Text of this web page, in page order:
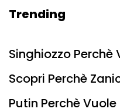
Trending
Singhiozzo Perchè
Scopri Perchè
Putin Perchè